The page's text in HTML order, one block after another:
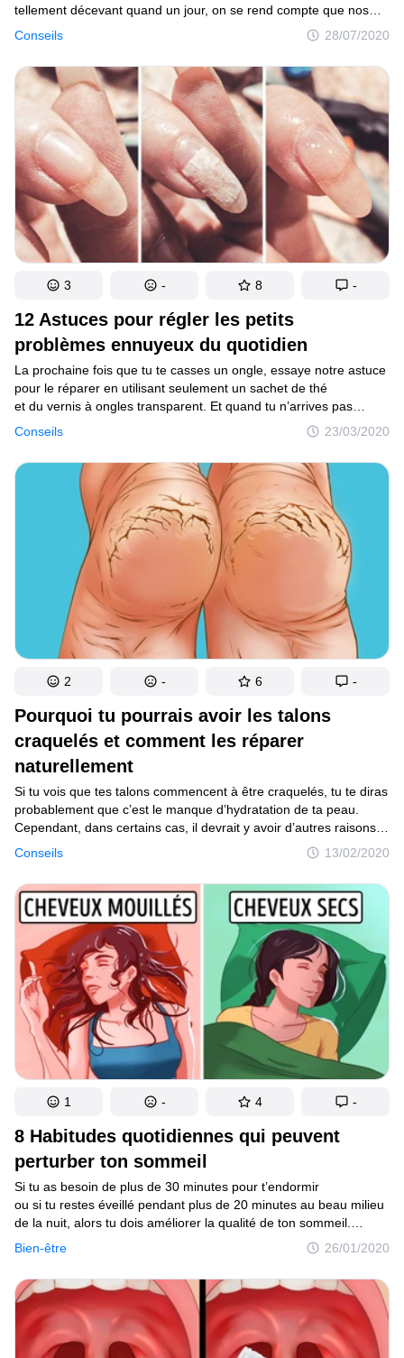
Conseils 28/07/2020
tellement décevant quand un jour, on se rend compte que nos
amies vivent leurs dernières heures, avec leurs feuilles
complètement desséchées. Mais il y a une bonne nouvelle !
Ne perds plus de temps à pleurer ta plante morte, car il existe
des techniques pour les ramener à la vie et les rendre encore
plus belles.
12 Astuces pour régler les petits
problèmes ennuyeux du quotidien
Conseils 23/03/2020
La prochaine fois que tu te casses un ongle, essaye notre astuce
pour le réparer en utilisant seulement un sachet de thé
et du vernis à ongles transparent. Et quand tu n’arrives pas
à faire passer ton hoquet, pourquoi ne pas tenter notre méthode
pour le faire disparaître enfin ? Ce genre de petits problèmes
du quotidien peuvent nous arriver à tous, mais ne t’inquiète pas,
nous avons des solutions à te proposer !
3 - 8 -
Pourquoi tu pourrais avoir les talons
craquelés et comment les réparer
naturellement
Conseils 13/02/2020
Si tu vois que tes talons commencent à être craquelés, tu te diras
probablement que c’est le manque d’hydratation de ta peau.
Cependant, dans certains cas, il devrait y avoir d’autres raisons
qui expliqueraient que ta peau soit sèche et commence
2 - 6 -
8 Habitudes quotidiennes qui peuvent
perturber ton sommeil
Bien-être 26/01/2020
Si tu as besoin de plus de 30 minutes pour t’endormir
ou si tu restes éveillé pendant plus de 20 minutes au beau milieu
de la nuit, alors tu dois améliorer la qualité de ton sommeil.
La meilleure façon d’y parvenir est de s’assurer que tes
habitudes quotidiennes n’interfèrent pas dans tes heures
passées dans les bras de Morphée.
1 - 4 -